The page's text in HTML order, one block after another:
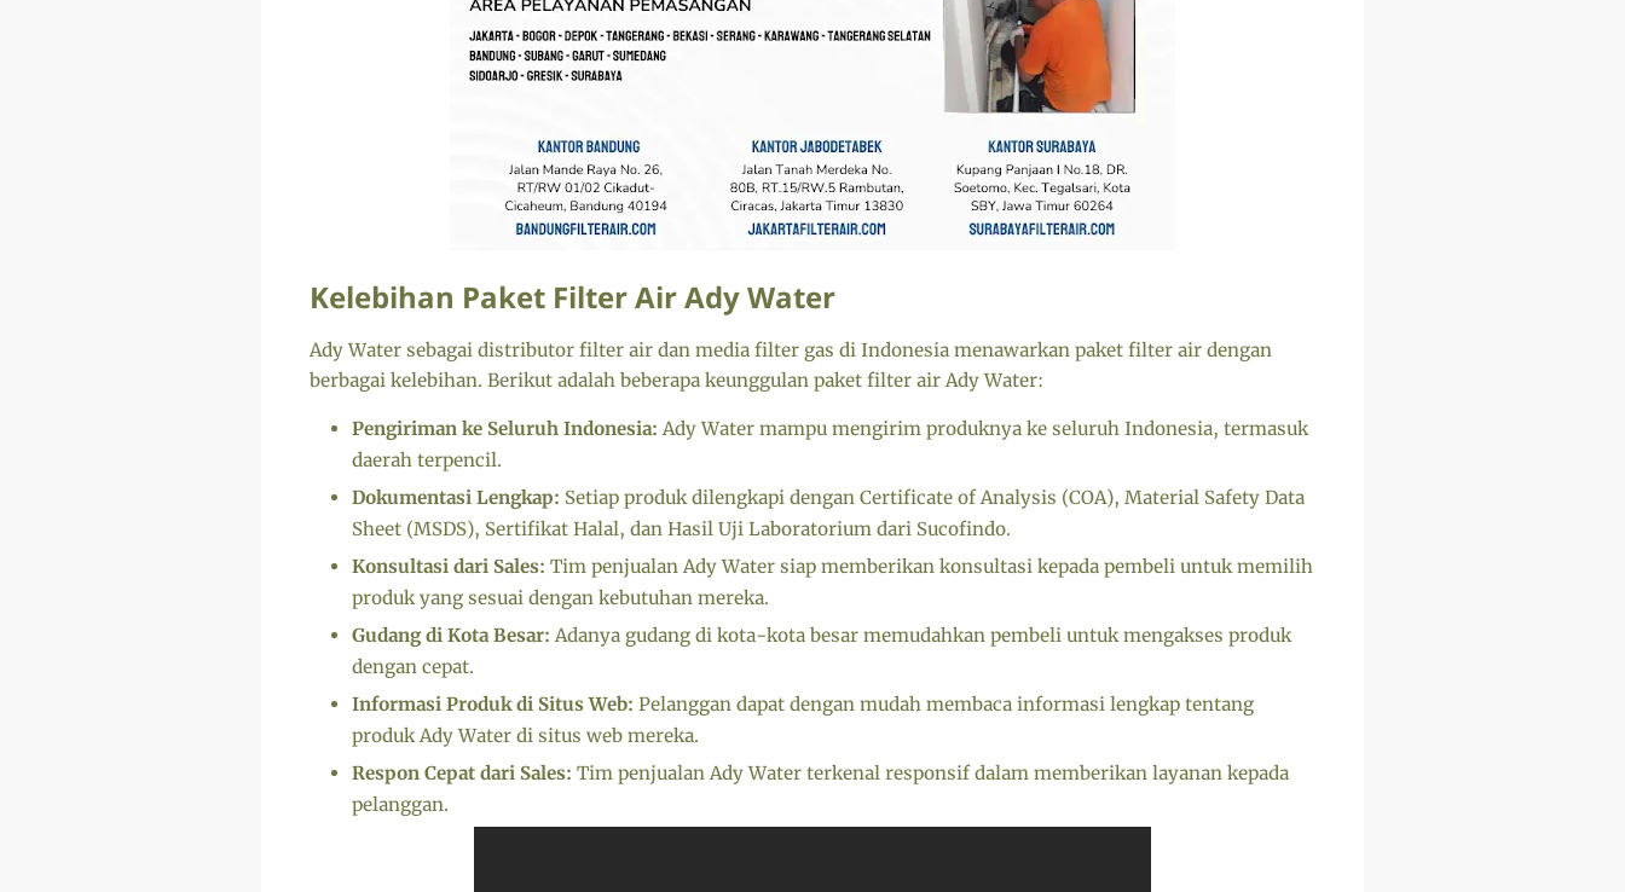
Kelebihan Paket Filter Air Ady Water
Ady Water sebagai distributor filter air dan media filter gas di Indonesia menawarkan paket filter air dengan
berbagai kelebihan. Berikut adalah beberapa keunggulan paket filter air Ady Water:
Pengiriman ke Seluruh Indonesia: Ady Water mampu mengirim produknya ke seluruh Indonesia, termasuk
daerah terpencil.
Dokumentasi Lengkap: Setiap produk dilengkapi dengan Certificate of Analysis (COA), Material Safety Data
Sheet (MSDS), Sertifikat Halal, dan Hasil Uji Laboratorium dari Sucofindo.
Konsultasi dari Sales: Tim penjualan Ady Water siap memberikan konsultasi kepada pembeli untuk memilih
produk yang sesuai dengan kebutuhan mereka.
Gudang di Kota Besar: Adanya gudang di kota-kota besar memudahkan pembeli untuk mengakses produk
dengan cepat.
Informasi Produk di Situs Web: Pelanggan dapat dengan mudah membaca informasi lengkap tentang
produk Ady Water di situs web mereka.
Respon Cepat dari Sales: Tim penjualan Ady Water terkenal responsif dalam memberikan layanan kepada
pelanggan.